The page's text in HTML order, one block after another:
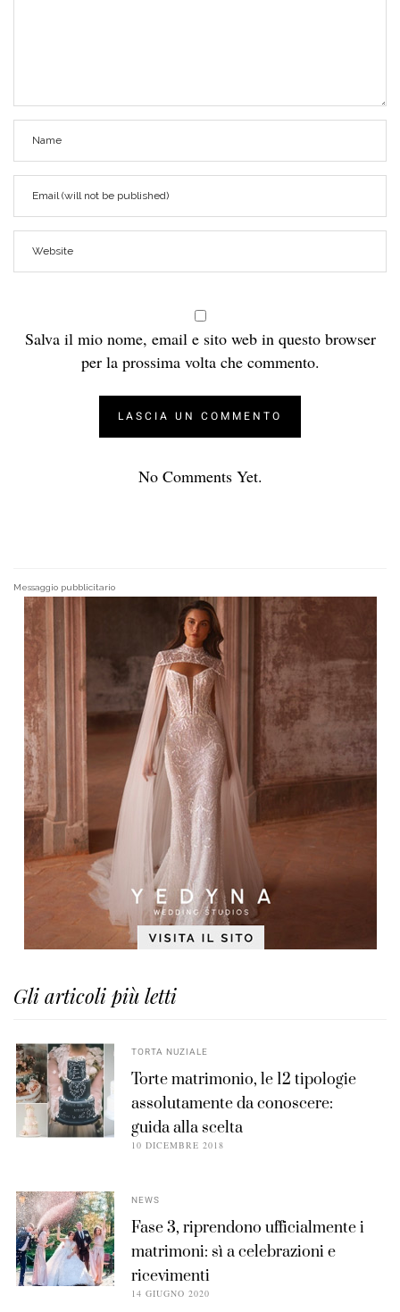
Salva il mio nome, email e sito web in questo browser
per la prossima volta che commento.
No Comments Yet.
Messaggio pubblicitario
Gli articoli più letti
TORTA NUZIALE
Torte matrimonio, le 12 tipologie
assolutamente da conoscere:
guida alla scelta
10 DICEMBRE 2018
NEWS
Fase 3, riprendono ufficialmente i
matrimoni: sì a celebrazioni e
ricevimenti
14 GIUGNO 2020